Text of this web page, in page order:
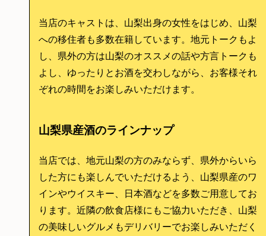
当店のキャストは、山梨出身の女性をはじめ、山梨
への移住者も多数在籍しています。地元トークもよ
し、県外の方は山梨のオススメの話や方言トークも
よし、ゆったりとお酒を交わしながら、お客様それ
ぞれの時間をお楽しみいただけます。
山梨県産酒のラインナップ
当店では、地元山梨の方のみならず、県外からいら
した方にも楽しんでいただけるよう、山梨県産のワ
インやウイスキー、日本酒などを多数ご用意してお
ります。近隣の飲食店様にもご協力いただき、山梨
の美味しいグルメもデリバリーでお楽しみいただく